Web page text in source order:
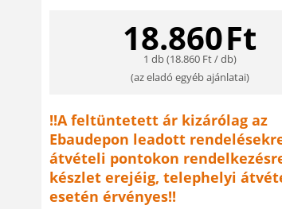
18.860Ft
1 db (18.860Ft/ db)
(az eladó egyéb ajánlatai)
!!A feltüntetett ár kizárólag az
Ebaudepon leadott
átvételi pontokon
készlet erejéig, telephelyi
esetén érvényes!!